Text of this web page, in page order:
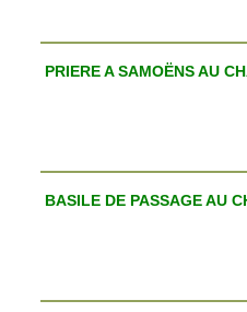
PRIERE A SAMOËNS AU
BASILE DE PASSAGE AU